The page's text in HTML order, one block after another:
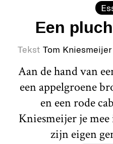
Een
Tekst Tom Kniesmeijer
Aan de hand van
een appelgroene
en een rode
Kniesmeijer je
zijn eigen